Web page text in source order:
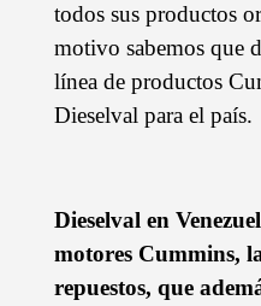
todos sus productos
motivo sabemos que
línea de productos
Dieselval para el país.
Dieselval en
motores Cummins,
repuestos, que